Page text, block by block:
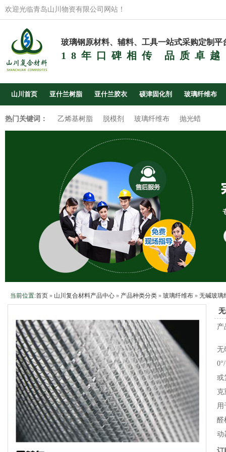
欢迎光临青岛山川物资有限公司网站！
玻璃钢原材料、辅料、工具一站式采购定制平
18年口碑相传 品质卓越
山川首页 亚什兰树脂 亚什兰胶衣 硕津固化剂 玻璃纤维布
热门关键词： 乙烯基树脂 脱模剂 玻璃纤维布 抛光蜡
当前位置:首页 » 山川复合材料产品中心 » 产品种类分类 » 玻璃纤维布 » 无碱玻璃
产
无
或
克
用
醛
动